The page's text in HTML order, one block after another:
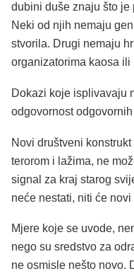
dubini duše znaju što je
Neki od njih nemaju
stvorila. Drugi nemaju
organizatorima kaosa
Dokazi koje isplivavaju
odgovornost
Novi društveni
terorom i lažima, ne
signal za kraj starog
neće nestati, niti će
Mjere koje se uvode,
nego su sredstvo za
ne osmisle nešto novo.